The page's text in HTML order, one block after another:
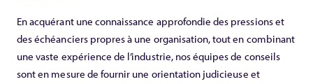
En acquérant une connaissance approfondie des pressions et
des échéanciers propres à une organisation, tout en combinant
une vaste expérience de l’industrie, nos équipes de conseils
sont en mesure de fournir une orientation judicieuse et